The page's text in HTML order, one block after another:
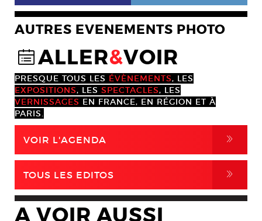
AUTRES EVENEMENTS PHOTO
@ALLER&VOIR
PRESQUE TOUS LES ÉVÈNEMENTS, LES
EXPOSITIONS, LES SPECTACLES, LES
VERNISSAGES EN FRANCE, EN RÉGION ET À
PARIS.
VOIR L'AGENDA ,
TOUS LES EDITOS ,
A VOIR AUSSI